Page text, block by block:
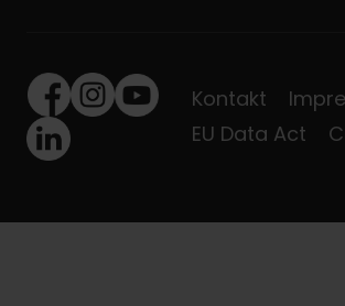
Facebook
Instagram
Youtube
LinkedIn
Kontakt
EU Data Act